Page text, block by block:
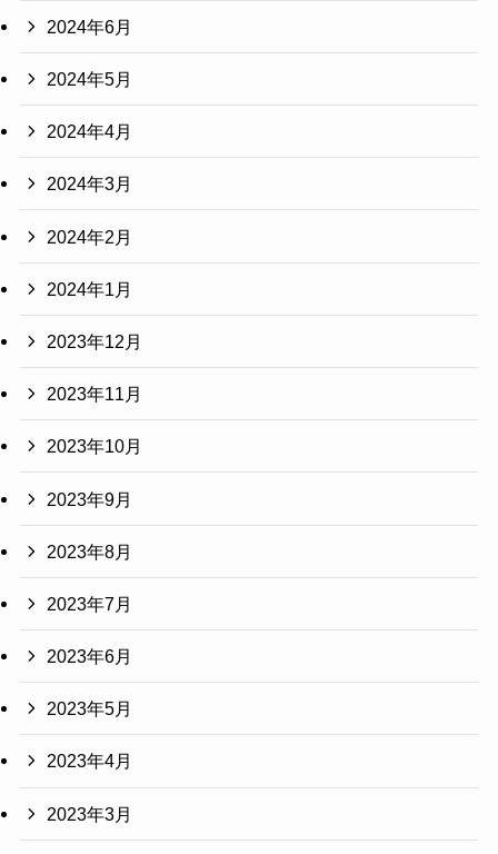
2024年6月
2024年5月
2024年4月
2024年3月
2024年2月
2024年1月
2023年12月
2023年11月
2023年10月
2023年9月
2023年8月
2023年7月
2023年6月
2023年5月
2023年4月
2023年3月